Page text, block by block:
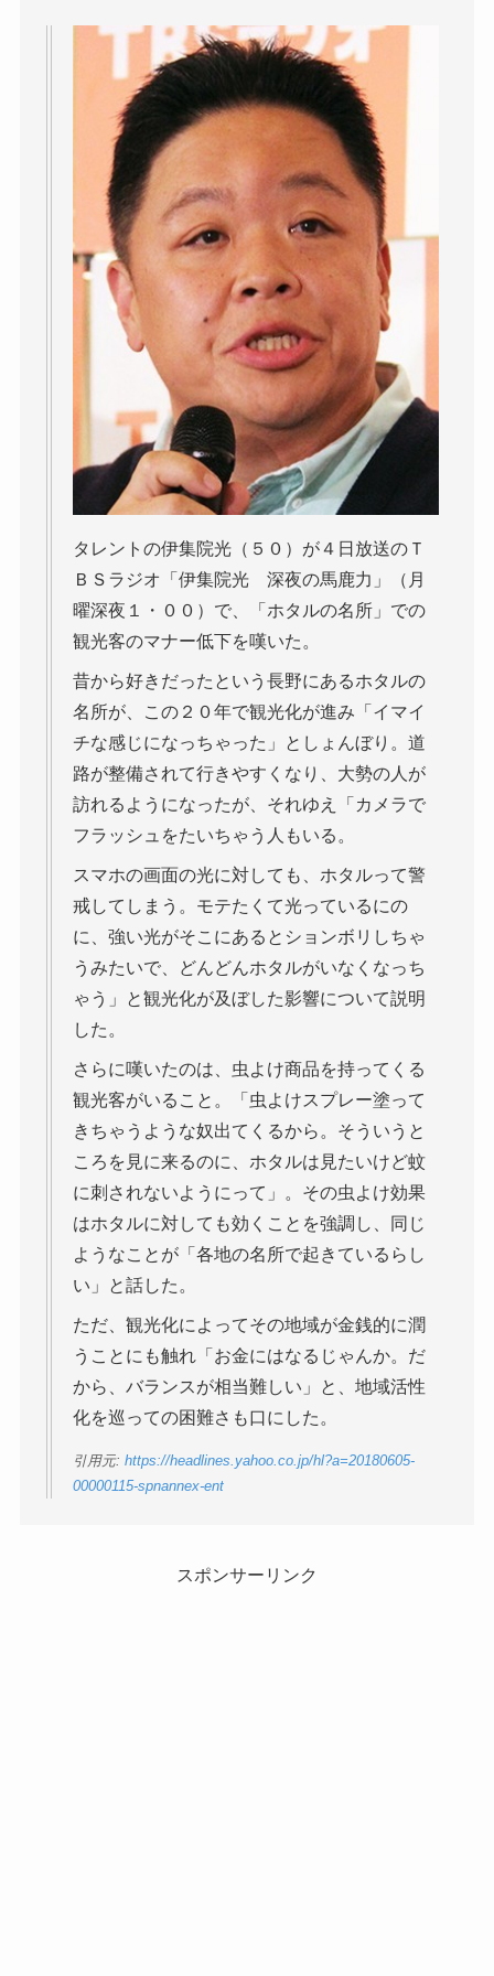
タレントの伊集院光（５０）が４日放送のＴ
ＢＳラジオ「伊集院光 深夜の馬鹿力」（月
曜深夜１・００）で、「ホタルの名所」での
観光客のマナー低下を嘆いた。
昔から好きだったという長野にあるホタルの
名所が、この２０年で観光化が進み「イマイ
チな感じになっちゃった」としょんぼり。道
路が整備されて行きやすくなり、大勢の人が
訪れるようになったが、それゆえ「カメラで
フラッシュをたいちゃう人もいる。
スマホの画面の光に対しても、ホタルって警
戒してしまう。モテたくて光っているにの
に、強い光がそこにあるとションボリしちゃ
うみたいで、どんどんホタルがいなくなっち
ゃう」と観光化が及ぼした影響について説明
した。
さらに嘆いたのは、虫よけ商品を持ってくる
観光客がいること。「虫よけスプレー塗って
きちゃうような奴出てくるから。そういうと
ころを見に来るのに、ホタルは見たいけど蚊
に刺されないようにって」。その虫よけ効果
はホタルに対しても効くことを強調し、同じ
ようなことが「各地の名所で起きているらし
い」と話した。
ただ、観光化によってその地域が金銭的に潤
うことにも触れ「お金にはなるじゃんか。だ
から、バランスが相当難しい」と、地域活性
化を巡っての困難さも口にした。
引用元: https://headlines.yahoo.co.jp/hl?a=20180605-
00000115-spnannex-ent
スポンサーリンク